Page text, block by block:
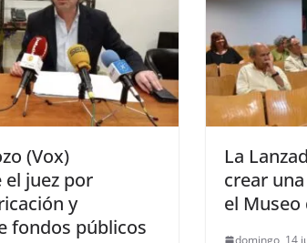
(Vox)
juez por
y
fondos públicos
La
crear
el